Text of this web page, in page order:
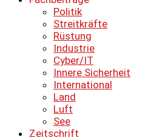
Politik
Streitkräfte
Rüstung
Industrie
Cyber/IT
Innere Sicherheit
International
Land
Luft
See
Zeitschrift